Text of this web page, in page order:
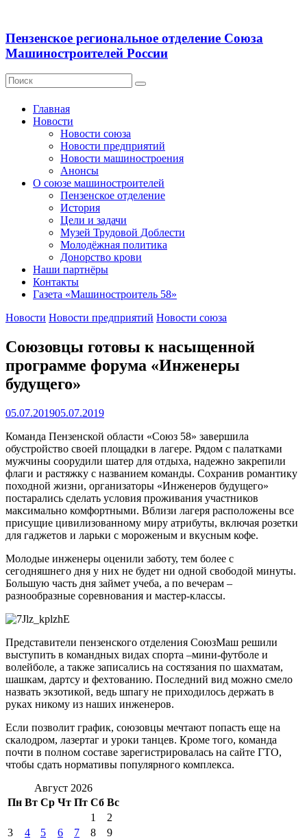
Пензенское региональное отделение Союза
Машиностроителей России
Главная
Новости
Новости союза
Новости предприятий
Новости машиностроения
Анонсы
О союзе машиностроителей
Пензенское отделение
История
Цели и задачи
Музей Трудовой Доблести
Молодёжная политика
Донорство крови
Наши партнёры
Контакты
Газета «Машиностроитель 58»
Новости Новости предприятий Новости союза
Союзовцы готовы к насыщенной
программе форума «Инженеры
будущего»
05.07.201905.07.2019
Команда Пензенской области «Союз 58» завершила
обустройство своей площадки в лагере. Рядом с палатками
мужчины соорудили шатер для отдыха, надежно закрепили
флаги и растяжку с названием команды. Сохранив романтику
походной жизни, организаторы «Инженеров будущего»
постарались сделать условия проживания участников
максимально комфортными. Вблизи лагеря расположены все
присущие цивилизованному миру атрибуты, включая розетки
для гаджетов и ларьки с мороженым и вкусным кофе.
Молодые инженеры оценили заботу, тем более с
сегодняшнего дня у них не будет ни одной свободой минуты.
Большую часть дня займет учеба, а по вечерам –
разнообразные соревнования и мастер-классы.
Представители пензенского отделения СоюзМаш решили
выступить в командных видах спорта –мини-футболе и
волейболе, а также записались на состязания по шахматам,
шашкам, дартсу и фехтованию. Последний вид можно смело
назвать экзотикой, ведь шпагу не приходилось держать в
руках никому из наших инженеров.
Если позволит график, союзовцы мечтают попасть еще на
скалодром, лазертаг и уроки танцев. Кроме того, команда
почти в полном составе зарегистрировалась на сайте ГТО,
чтобы сдать нормативы популярного комплекса.
Август 2026
Пн Вт Ср Чт Пт Сб Вс
1
2
3
4 5 6 7 8
9